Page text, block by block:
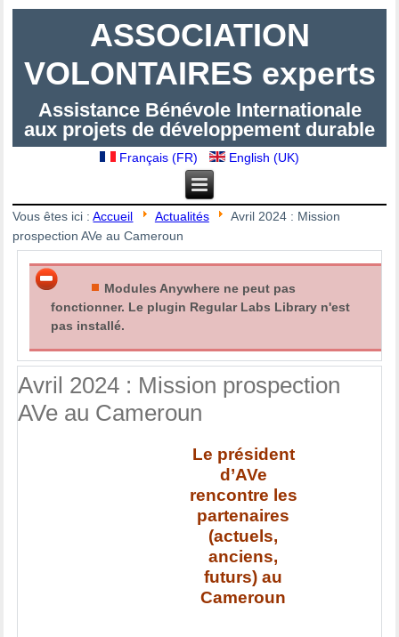
ASSOCIATION
VOLONTAIRES experts
Assistance Bénévole Internationale
aux projets de développement durable
Français (FR) English (UK)
Vous êtes ici :Accueil Actualités
Avril 2024 : Mission
prospection AVe au Cameroun
Modules Anywhere ne peut pas
fonctionner. Le plugin Regular Labs Library n'est
pas installé.
Avril 2024 : Mission prospection
AVe au Cameroun
Le président
d’AVe
rencontre les
partenaires
(actuels,
anciens,
futurs) au
Cameroun